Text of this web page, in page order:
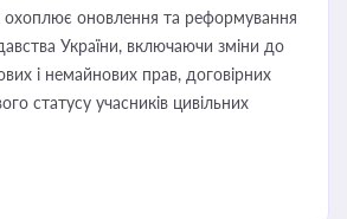
охоплює оновлення та реформування
України, включаючи зміни до
і немайнових прав, договірних
статусу учасників цивільних